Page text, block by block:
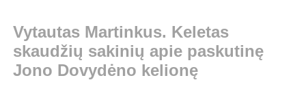
Vytautas Martinkus. Keletas
skaudžių sakinių apie paskutinę
Jono Dovydėno kelionę